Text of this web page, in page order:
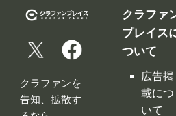
クラファンを
告知、拡散す
るなら
レイス。
クラファンプ
広告掲
載につ
いて
修正依
頼フォ
ーム